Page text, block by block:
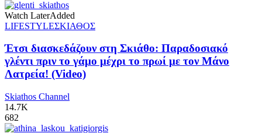
Watch LaterAdded
LIFESTYLEΣΚΙΑΘΟΣ
Έτσι διασκεδάζουν στη Σκιάθο: Παραδοσιακό
γλέντι πριν το γάμο μέχρι το πρωί με τον Μάνο
Λατρεία! (Video)
Skiathos Channel
14.7K
682